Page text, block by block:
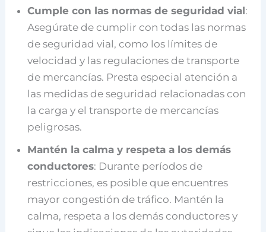
Cumple con las normas de seguridad vial:
Asegúrate de cumplir con todas las normas
de seguridad vial, como los límites de
velocidad y las regulaciones de transporte
de mercancías. Presta especial atención a
las medidas de seguridad relacionadas con
la carga y el transporte de mercancías
peligrosas.
Mantén la calma y respeta a los demás
conductores: Durante períodos de
restricciones, es posible que encuentres
mayor congestión de tráfico. Mantén la
calma, respeta a los demás conductores y